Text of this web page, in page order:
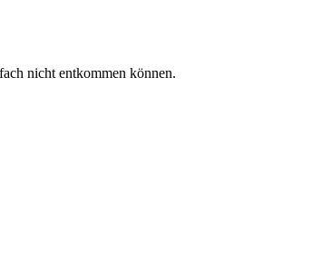
nicht entkommen können.